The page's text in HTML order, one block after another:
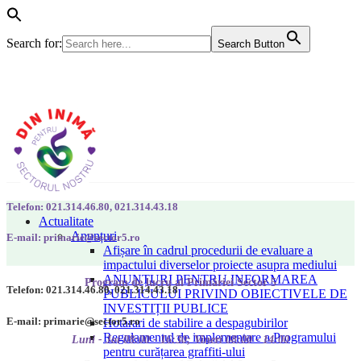
Search for: Search Button
Actualitate
Anunțuri
Afișare în cadrul procedurii de evaluare a
impactului diverselor proiecte asupra mediului
ANUNȚURI PENTRU INFORMAREA
PUBLICULUI PRIVIND OBIECTIVELE DE
INVESTIȚII PUBLICE
Hotarari de stabilire a despagubirilor
Regulamentul de implementare a Programului
pentru curățarea graffiti-ului
Telefon: 021.314.46.80, 021.314.43.18
E-mail: primarie@sector5.ro
Program de lucru al Primăriei Sector 5
Luni - Joi 08:00 - 16:30; Vineri 08:00 - 14:00
Telefon: 021.314.46.80, 021.314.43.18
E-mail: primarie@sector5.ro